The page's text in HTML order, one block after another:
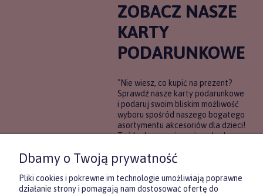
ZOBACZ NASZE
KARTY
PODARUNKOWE
"Nie wiesz, co kupić na prezent?
Sprawdź nasze karty podarunkowe
i podaruj swoim bliskim możliwość
wyboru spośród naszego bogatego
asortymentu akcesoriów dla dzieci!
To idealne rozwiązanie, gdy chcesz
pewności, co będzie najbardziej
trafione.
Dbamy o Twoją prywatność
Pliki cookies i pokrewne im technologie umożliwiają poprawne
działanie strony i pomagają nam dostosować ofertę do